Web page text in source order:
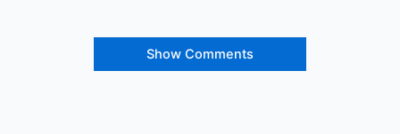
Show Comments